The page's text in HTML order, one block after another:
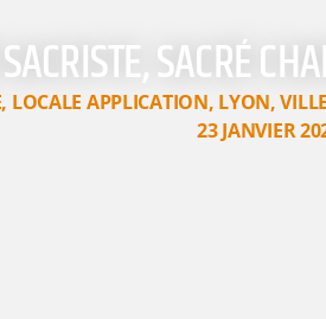
SACRÉ
, LOCALE APPLICATION, LYON,
23 JANVIER